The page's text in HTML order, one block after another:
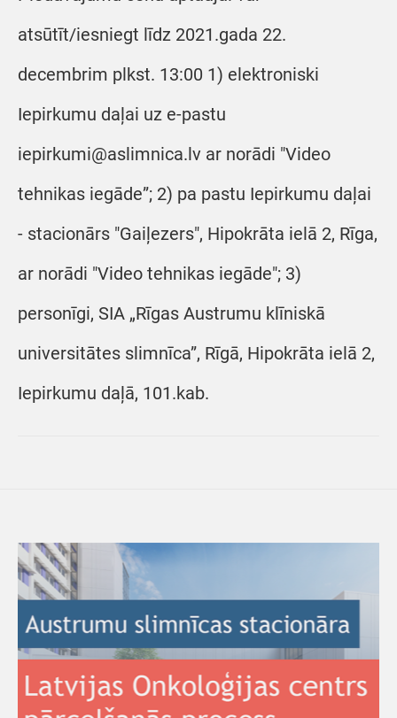
atsūtīt/iesniegt līdz 2021.gada 22.
decembrim plkst. 13:00 1) elektroniski
Iepirkumu daļai uz e-pastu
iepirkumi@aslimnica.lv ar norādi "Video
tehnikas iegāde”; 2) pa pastu Iepirkumu daļai
- stacionārs "Gaiļezers", Hipokrāta ielā 2, Rīga,
ar norādi "Video tehnikas iegāde"; 3)
personīgi, SIA „Rīgas Austrumu klīniskā
universitātes slimnīca”, Rīgā, Hipokrāta ielā 2,
Iepirkumu daļā, 101.kab.